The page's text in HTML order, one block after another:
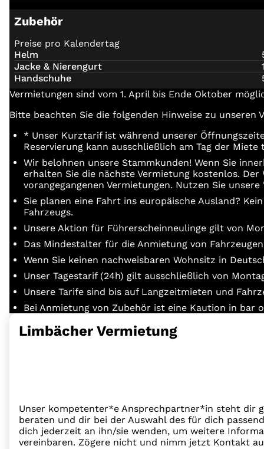
Zubehör
Preise pro Kalendertag
Helm
Jacke & Nierengurt
Handschuhe
Vermietungen sind vom 1. April bis Ende Oktober
Bitte beachten Sie die folgenden Hinweise zu unseren
* Unser Kurztarif ist während unserer
Reservierung kann ausschließlich am Tag der
Wir belohnen unsere Stammkunden! Wenn Sie
erhalten Sie die nächste Vermietung kostenlos.
vorangegangenen Vermietungen. Nutzen Sie unsere
Sie planen eine Fahrt ins europäische Ausland?
Fahrzeugs.
Unsere Aktion für Führerscheinneulinge gilt von
Das Mindestalter für die Anmietung von
Wenn Sie keinen nachweisbaren Wohnsitz in
Unser Tagestarif (24h) gilt ausschließlich von
Unsere Tarife sind bis auf Langzeitmieten und
Bei Anmietung von Zubehör ist eine Kaution in bar
Limbächer Vermietung
Unser kompetenter*e Ansprechpartner*in steht dir
beraten und dir bei der Auswahl des für dich
dich jederzeit an ihn/sie wenden, um weitere
vereinbaren. Zögere nicht und nimm jetzt Kontakt